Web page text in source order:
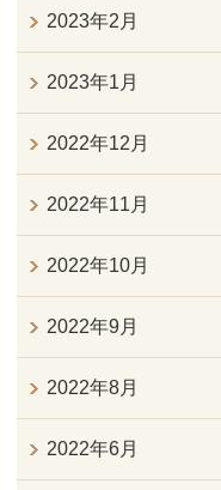
2023年2月
2023年1月
2022年12月
2022年11月
2022年10月
2022年9月
2022年8月
2022年6月